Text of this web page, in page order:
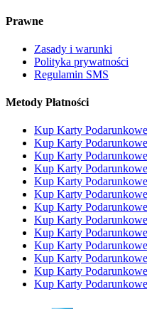
Prawne
Zasady i warunki
Polityka prywatności
Regulamin SMS
Metody Płatności
Kup Karty
Kup Karty
Kup Karty
Kup Karty
Kup Karty
Kup Karty
Kup Karty
Kup Karty
Kup Karty
Kup Karty
Kup Karty
Kup Karty
Kup Karty